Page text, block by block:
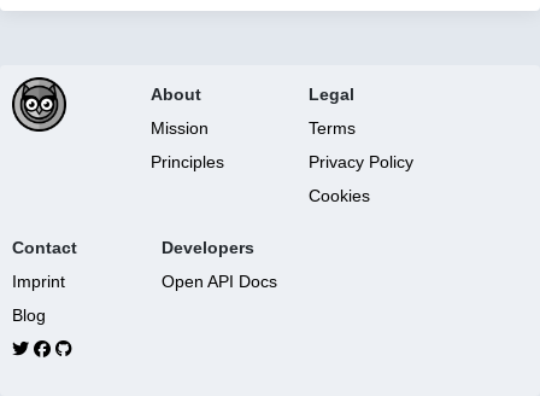
About
Mission
Principles
Legal
Terms
Privacy Policy
Cookies
Contact
Imprint
Blog
Developers
Open API Docs